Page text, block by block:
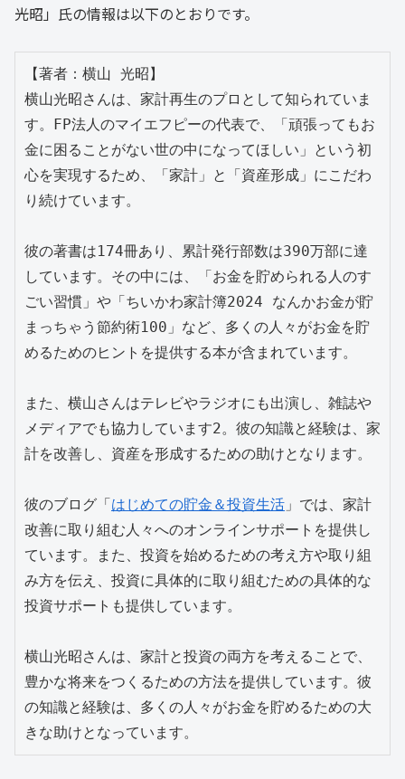
光昭」氏の情報は以下のとおりです。
【著者：横山 光昭】
横山光昭さんは、家計再生のプロとして知られていま
す。FP法人のマイエフピーの代表で、「頑張ってもお
金に困ることがない世の中になってほしい」という初
心を実現するため、「家計」と「資産形成」にこだわ
り続けています。
彼の著書は174冊あり、累計発行部数は390万部に達
しています。その中には、「お金を貯められる人のす
ごい習慣」や「ちいかわ家計簿2024 なんかお金が貯
まっちゃう節約術100」など、多くの人々がお金を貯
めるためのヒントを提供する本が含まれています。
また、横山さんはテレビやラジオにも出演し、雑誌や
メディアでも協力しています2。彼の知識と経験は、家
計を改善し、資産を形成するための助けとなります。
彼のブログ「 はじめての貯金＆投資生活 」では、家計
改善に取り組む人々へのオンラインサポートを提供し
ています。また、投資を始めるための考え方や取り組
み方を伝え、投資に具体的に取り組むための具体的な
投資サポートも提供しています。
横山光昭さんは、家計と投資の両方を考えることで、
豊かな将来をつくるための方法を提供しています。彼
の知識と経験は、多くの人々がお金を貯めるための大
きな助けとなっています。